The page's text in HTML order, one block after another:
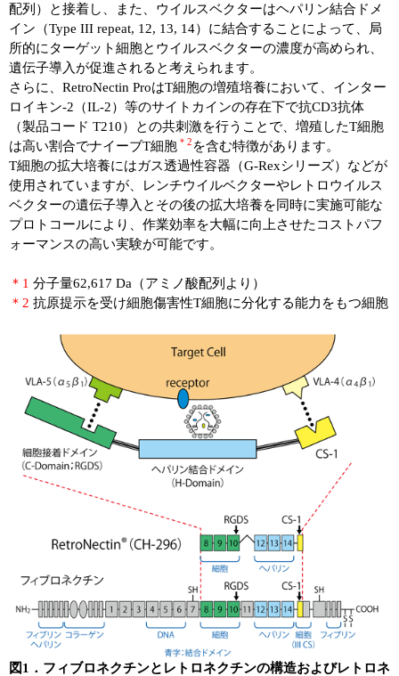
配列）と接着し、また、ウイルスベクターはヘパリン結合ドメ
イン（Type III repeat, 12, 13, 14）に結合することによって、局
所的にターゲット細胞とウイルスベクターの濃度が高められ、
遺伝子導入が促進されると考えられます。
さらに、RetroNectin ProはT細胞の増殖培養において、インター
ロイキン-2（IL-2）等のサイトカインの存在下で抗CD3抗体
（製品コード T210）との共刺激を行うことで、増殖したT細胞
は高い割合でナイーブT細胞 ＊2 を含む特徴があります。
T細胞の拡大培養にはガス透過性容器（G-Rexシリーズ）などが
使用されていますが、レンチウイルベクターやレトロウイルス
ベクターの遺伝子導入とその後の拡大培養を同時に実施可能な
プロトコールにより、作業効率を大幅に向上させたコストパフ
ォーマンスの高い実験が可能です。
＊1 分子量62,617 Da（アミノ酸配列より）
＊2 抗原提示を受け細胞傷害性T細胞に分化する能力をもつ細胞
図1．フィブロネクチンとレトロネクチンの構造およびレトロネ